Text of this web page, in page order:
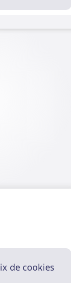
de cookies